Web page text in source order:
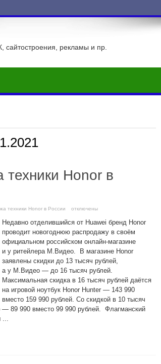
рекламы и пр.
техники Honor в
техники Honor в России отключены
Недавно отделившийся от Huawei бренд Honor
проводит новогоднюю распродажу в своём
официальном российском онлайн-магазине
и у ритейлера М.Видео. В магазине Honor
заявлены скидки до 13 тысяч рублей,
а у М.Видео — до 16 тысяч рублей.
Максимальная скидка в 16 тысяч рублей даётся
на игровой ноутбук Honor Hunter — 143 990
вместо 159 990 рублей. Со скидкой в 10 тысяч
— 89 990 вместо 99 990 рублей. Флагманский
...